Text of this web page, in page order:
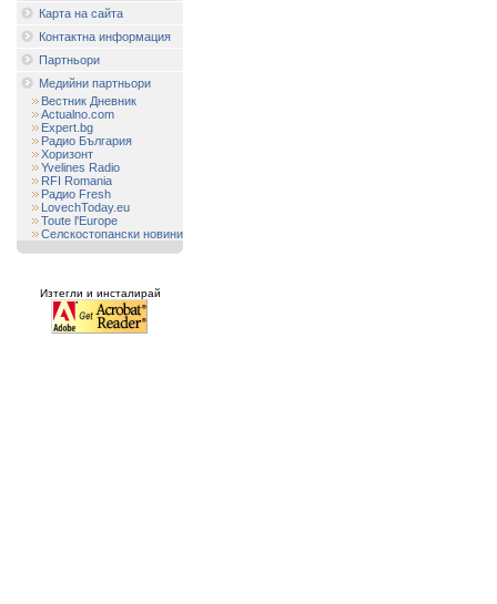
Карта на сайта
Контактна информация
Партньори
Медийни партньори
Вестник Дневник
Actualno.com
Expert.bg
Радио България
Хоризонт
Yvelines Radio
RFI Romania
Радио Fresh
LovechToday.eu
Toute l'Europe
Селскостопански новини
Изтегли и инсталирай